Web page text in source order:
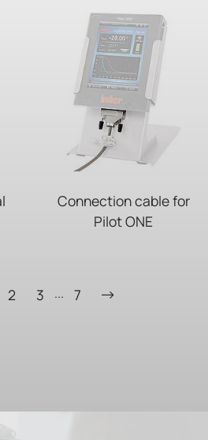
Connection cable for
Pilot ONE
2 3 ... 7